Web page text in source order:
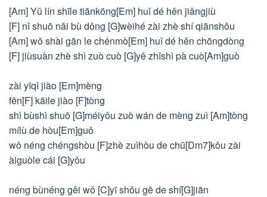
[Am] Yǔ lín shīle tiānkōng[Em] huǐ dé hěn jiǎngjiù
[F] nǐ shuō nǎi bù dǒng [G]wèihé zài zhè shí qiānshǒu
[Am] wǒ shài gān le chénmò[Em] huǐ dé hěn chōngdòng
[F] jiùsuàn zhè shì zuò cuò [G]yě zhǐshì pà cuò[Am]guò
zài yīqǐ jiào [Em]mèng
fēn[F] kāile jiào [F]tòng
shì bùshì shuō [G]méiyǒu zuò wán de mèng zuì [Am]tòng
mílù de hòu[Em]guǒ
wǒ néng chéngshòu [F]zhè zuìhòu de chū[Dm7]kǒu zài
àiguòle cái [G]yǒu
néng bùnéng gěi wǒ [C]yī shǒu gē de shí[G]jiān